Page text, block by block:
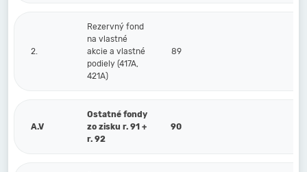
2.
Rezervný fond
na vlastné
akcie a vlastné
podiely (417A,
421A)
89
A.V
Ostatné fondy
zo zisku r. 91 +
r. 92
90